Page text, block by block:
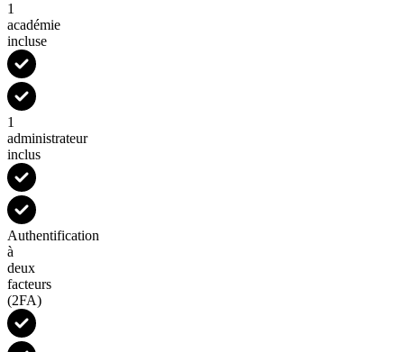
1
académie
incluse
1
administrateur
inclus
Authentification
à
deux
facteurs
(2FA)